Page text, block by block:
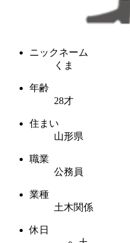
ニックネーム
くま
年齢
28才
住まい
山形県
職業
公務員
業種
土木関係
休日